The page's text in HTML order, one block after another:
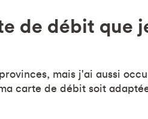
de débit que
mais j'ai aussi
carte de débit soit